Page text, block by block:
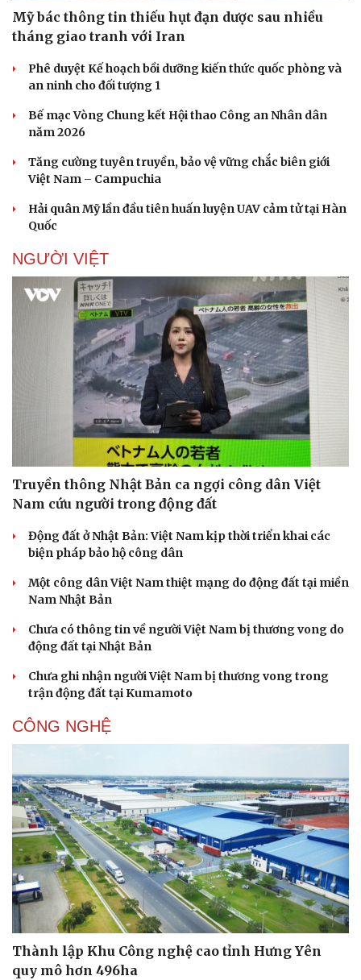
Nam khoa
Làm đẹp - giảm cân
Ăn sạch sống khỏe
Mỹ bác thông tin thiếu hụt đạn dược sau nhiều
tháng giao tranh với Iran
Phê duyệt Kế hoạch bồi dưỡng kiến thức quốc phòng và
an ninh cho đối tượng 1
Bế mạc Vòng Chung kết Hội thao Công an Nhân dân
năm 2026
Tăng cường tuyên truyền, bảo vệ vững chắc biên giới
Việt Nam – Campuchia
Hải quân Mỹ lần đầu tiên huấn luyện UAV cảm tử tại Hàn
Quốc
NGƯỜI VIỆT
Truyền thông Nhật Bản ca ngợi công dân Việt
Nam cứu người trong động đất
Động đất ở Nhật Bản: Việt Nam kịp thời triển khai các
biện pháp bảo hộ công dân
Một công dân Việt Nam thiệt mạng do động đất tại miền
Nam Nhật Bản
Chưa có thông tin về người Việt Nam bị thương vong do
động đất tại Nhật Bản
Chưa ghi nhận người Việt Nam bị thương vong trong
trận động đất tại Kumamoto
CÔNG NGHỆ
Thành lập Khu Công nghệ cao tỉnh Hưng Yên
quy mô hơn 496ha